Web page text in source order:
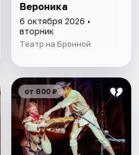
Вероника
6 октября 2026 •
вторник
Театр на Бронной
от 800 ₽